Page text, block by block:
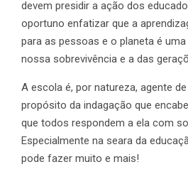
devem presidir a ação dos
oportuno enfatizar que a
para as pessoas e o planeta é
nossa sobrevivência e a das
A escola é, por natureza, agente
propósito da indagação que
que todos respondem a ela com
Especialmente na seara da
pode fazer muito e mais!